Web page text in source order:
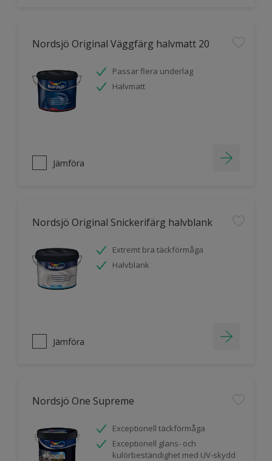
Nordsjö Original Väggfärg halvmatt 20
Passar flera underlag
Halvmatt
Jämföra
Nordsjö Original Snickerifärg halvblank
Extremt bra täckförmåga
Halvblank
Jämföra
Nordsjö One Supreme
Exceptionell täckförmåga
Exceptionell glans- och
kulörbeständighet med UV-skydd